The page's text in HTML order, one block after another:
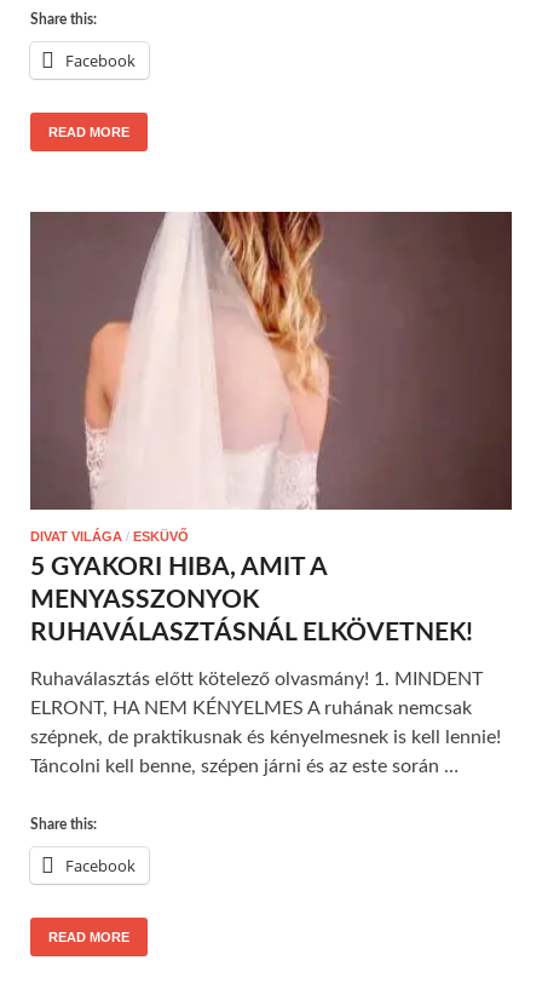
Share this:
Facebook
READ MORE
DIVAT VILÁGA / ESKÜVŐ
5 GYAKORI HIBA, AMIT A
MENYASSZONYOK
RUHAVÁLASZTÁSNÁL ELKÖVETNEK!
Ruhaválasztás előtt kötelező olvasmány! 1. MINDENT
ELRONT, HA NEM KÉNYELMES A ruhának nemcsak
szépnek, de praktikusnak és kényelmesnek is kell lennie!
Táncolni kell benne, szépen járni és az este során …
Share this:
Facebook
READ MORE